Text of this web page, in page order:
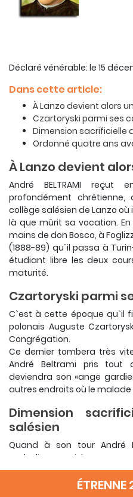
Déclaré vénérable: le 15
Dans cette article:
À Lanzo devient alors
Czartoryski parmi ses
Dimension sacrificielle
Ordonné quatre ans
À Lanzo devient
André BELTRAMI reçut
profondément
collège salésien de Lanzo où
là que mûrit sa vocation.
mains de don Bosco, à
(1888-89) qu`il passa à
étudiant libre les deux
maturité.
Czartoryski parmi
C`est à cette époque qu`il
polonais Auguste
Congrégation.
Ce dernier tombera très
André Beltrami pris tout
deviendra son «ange
autres endroits où le malade
Dimension
salésien
Quand à son tour André
maladie, parmi les
proximité de vie avec
souffrance dans la joie